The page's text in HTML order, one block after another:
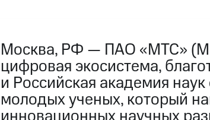
Москва, РФ — ПАО «МТС»
цифровая экосистема,
и Российская академия
молодых ученых, который